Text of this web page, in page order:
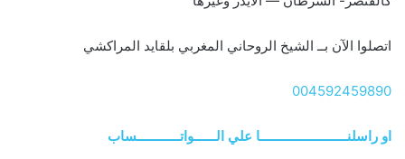
اتصلوا الآن بــ الشيخ الروحاني المغربي بلقايد المراكشي
004592459890
او راسلنــــــــــــــــــــــــا علي الــــــواتــــــــــــساب